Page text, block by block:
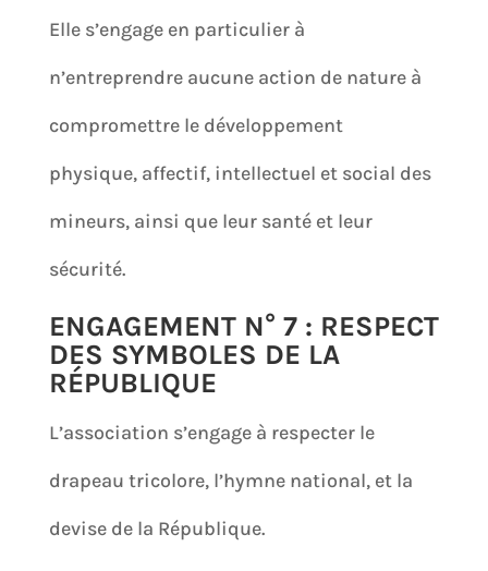
Elle s’engage en particulier à
n’entreprendre aucune action de nature à
compromettre le développement
physique, affectif, intellectuel et social des
mineurs, ainsi que leur santé et leur
sécurité.
ENGAGEMENT N° 7 : RESPECT
DES SYMBOLES DE LA
RÉPUBLIQUE
L’association s’engage à respecter le
drapeau tricolore, l’hymne national, et la
devise de la République.